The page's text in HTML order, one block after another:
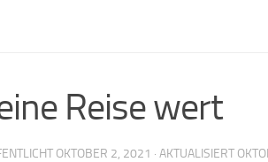
Reise wert
OKTOBER 2, 2021 · AKTUALISIERT